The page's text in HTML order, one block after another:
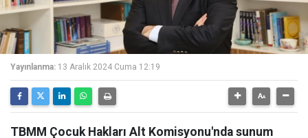
Yayınlanma: 13 Aralık 2024 Cuma 12:19
TBMM Çocuk Hakları Alt Komisyonu'nda sunum